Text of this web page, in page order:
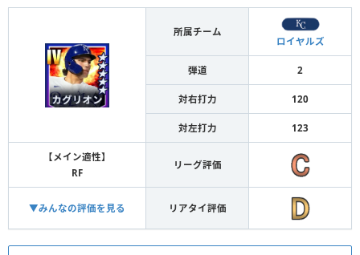
所属チーム
ロイヤルズ
弾道 2
対右打力 120
対左打力 123
【メイン適性】
RF
リーグ評価
▼みんなの評価を見る リアタイ評価